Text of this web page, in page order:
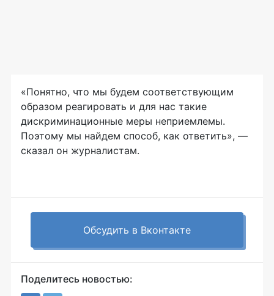
«Понятно, что мы будем соответствующим
образом реагировать и для нас такие
дискриминационные меры неприемлемы.
Поэтому мы найдем способ, как ответить», —
сказал он журналистам.
Обсудить в Вконтакте
Поделитесь новостью: